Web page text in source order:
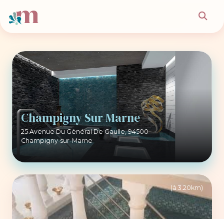
Champigny Sur Marne
25 Avenue Du Général De Gaulle, 94500
Champigny-sur-Marne
(à 3.20km)